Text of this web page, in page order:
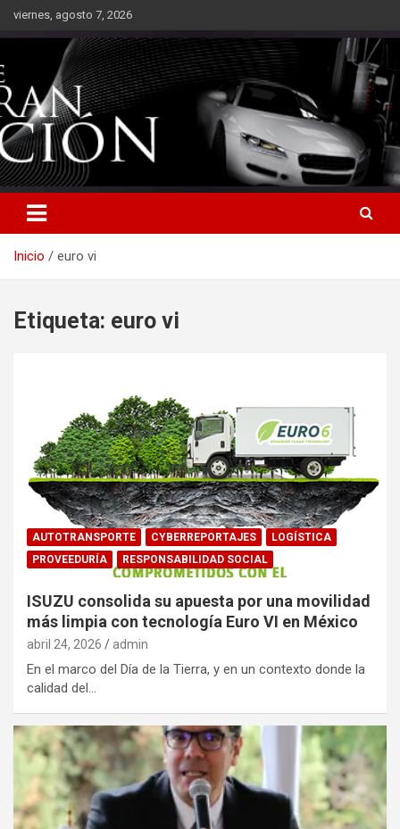
Saltarviernes, agosto 7, 2026
Inicio euro vi
Etiqueta: euro vi
AUTOTRANSPORTE CYBERREPORTAJES
LOGÍSTICA
PROVEEDURÍA
RESPONSABILIDAD SOCIAL
ISUZU consolida su apuesta por una movilidad
más limpia con tecnología Euro VI en México
abril 24, 2026 admin
En el marco del Día de la Tierra, y en un contexto donde la
calidad del…